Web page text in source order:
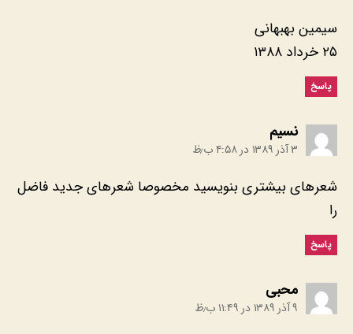
سیمین بهبهانی
۲۵ خرداد ۱۳۸۸
پاسخ
نسیم
۳ آذر ۱۳۸۹ در ۴:۵۸ ب٫ظ
شعرهای بیشتری بنویسید مخصوصا شعرهای جدید فاضل
را
پاسخ
محبی
۹ آذر ۱۳۸۹ در ۱۱:۴۹ ب٫ظ